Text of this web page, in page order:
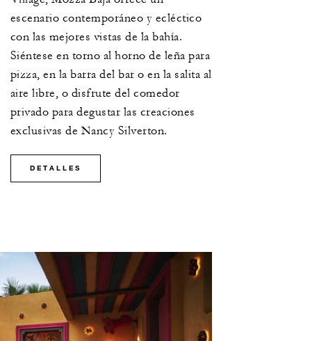
escenario contemporáneo y ecléctico
con las mejores vistas de la bahía.
Siéntese en torno al horno de leña para
pizza, en la barra del bar o en la salita al
aire libre, o disfrute del comedor
privado para degustar las creaciones
exclusivas de Nancy Silverton.
DETALLES